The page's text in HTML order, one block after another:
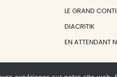
LE GRAND
DIACRITIK
EN ATTENDANT